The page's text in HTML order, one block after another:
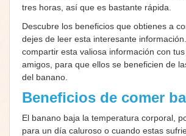
tres horas, así que es bastante rápida.
Descubre los beneficios que obtienes a
dejes de leer esta interesante
compartir esta valiosa información con
amigos, para que ellos se beneficien de
del banano.
Beneficios de comer
El banano baja la temperatura corporal,
para un día caluroso o cuando estas